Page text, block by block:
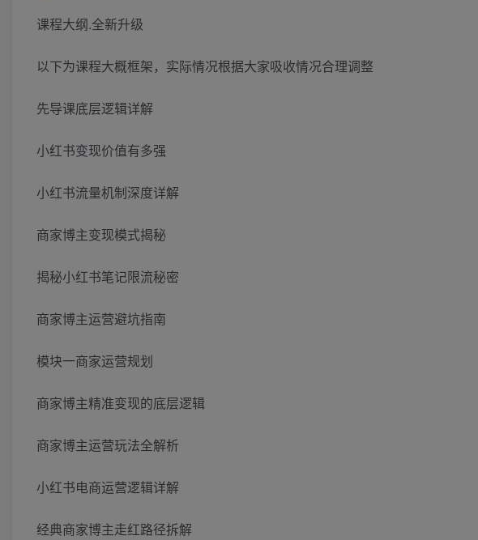
课程大纲.全新升级
以下为课程大概框架，实际情况根据大家吸收情况合理调整
先导课底层逻辑详解
小红书变现价值有多强
小红书流量机制深度详解
商家博主变现模式揭秘
揭秘小红书笔记限流秘密
商家博主运营避坑指南
模块一商家运营规划
商家博主精准变现的底层逻辑
商家博主运营玩法全解析
小红书电商运营逻辑详解
经典商家博主走红路径拆解